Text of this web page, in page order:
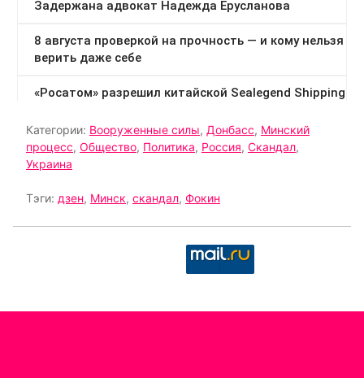
Категории: Вооруженные силы, Донбасс, Минский
процесс, Общество, Политика, Россия, Скандал,
Украина
Тэги: дзен, Минск, скандал, Фокин